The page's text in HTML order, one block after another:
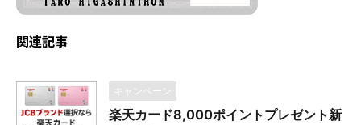
関連記事
キャンペーン
楽天カード8,000ポイントプレゼント新